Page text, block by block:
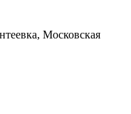
Московская